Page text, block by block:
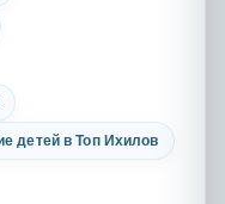
детей в Топ Ихилов